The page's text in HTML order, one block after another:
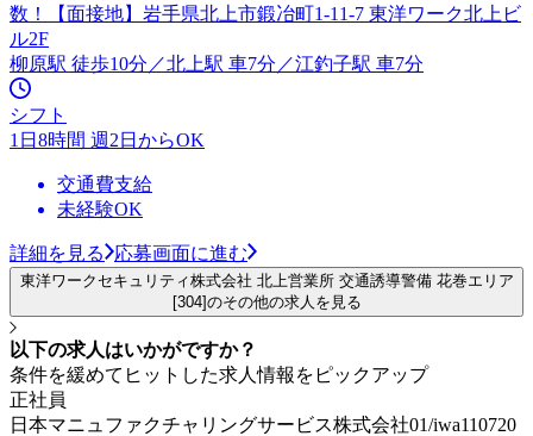
数！【面接地】岩手県北上市鍛冶町1-11-7 東洋ワーク北上ビ
ル2F
柳原駅 徒歩10分／北上駅 車7分／江釣子駅 車7分
シフト
1日8時間 週2日からOK
交通費支給
未経験OK
詳細を見る 応募画面に進む
東洋ワークセキュリティ株式会社 北上営業所 交通誘導警備 花巻エリア
[304]のその他の求人を見る
以下の求人はいかがですか？
条件を緩めてヒットした求人情報をピックアップ
正社員
日本マニュファクチャリングサービス株式会社01/iwa110720